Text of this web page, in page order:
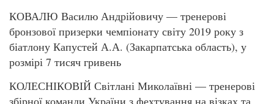
КОВАЛЮ Василю Андрійовичу — тренерові
бронзової призерки чемпіонату світу 2019 року з
біатлону Капустей А.А. (Закарпатська область), у
розмірі 7 тисяч гривень
КОЛЕСНІКОВІЙ Світлані Миколаївні — тренерові
збірної команди України з фехтування на візках та